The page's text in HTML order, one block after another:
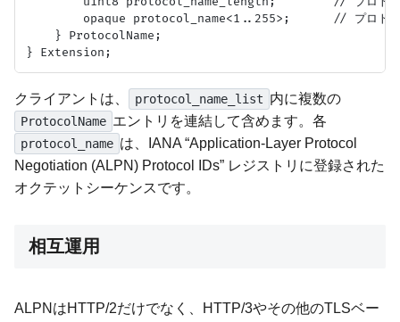
opaque protocol_name<1..255>;      // プロト
    } ProtocolName;
クライアントは、 protocol_name_list 内に複数の
ProtocolName エントリを連結して含めます。各
protocol_name は、IANA “Application-Layer Protocol
Negotiation (ALPN) Protocol IDs” レジストリに登録された
オクテットシーケンスです。
相互運用
ALPNはHTTP/2だけでなく、HTTP/3やその他のTLSベー